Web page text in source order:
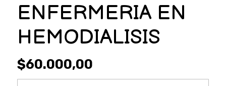
ENFERMERIA EN
HEMODIALISIS
$60.000,00